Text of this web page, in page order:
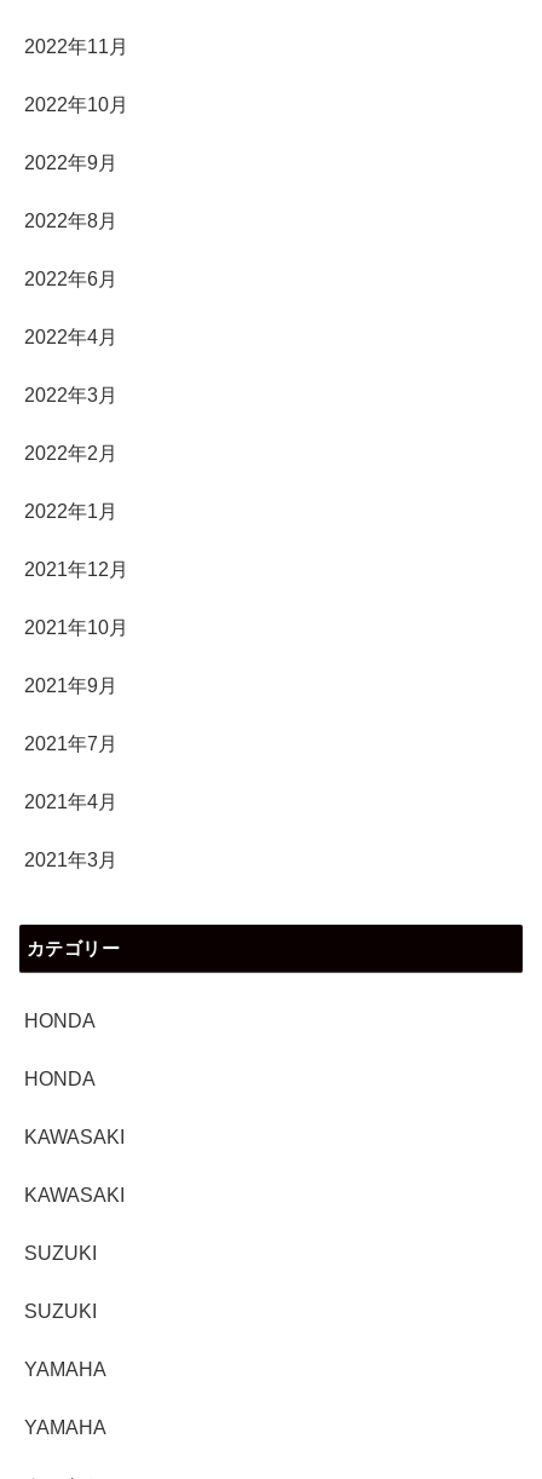
2022年11月
2022年10月
2022年9月
2022年8月
2022年6月
2022年4月
2022年3月
2022年2月
2022年1月
2021年12月
2021年10月
2021年9月
2021年7月
2021年4月
2021年3月
カテゴリー
HONDA
HONDA
KAWASAKI
KAWASAKI
SUZUKI
SUZUKI
YAMAHA
YAMAHA